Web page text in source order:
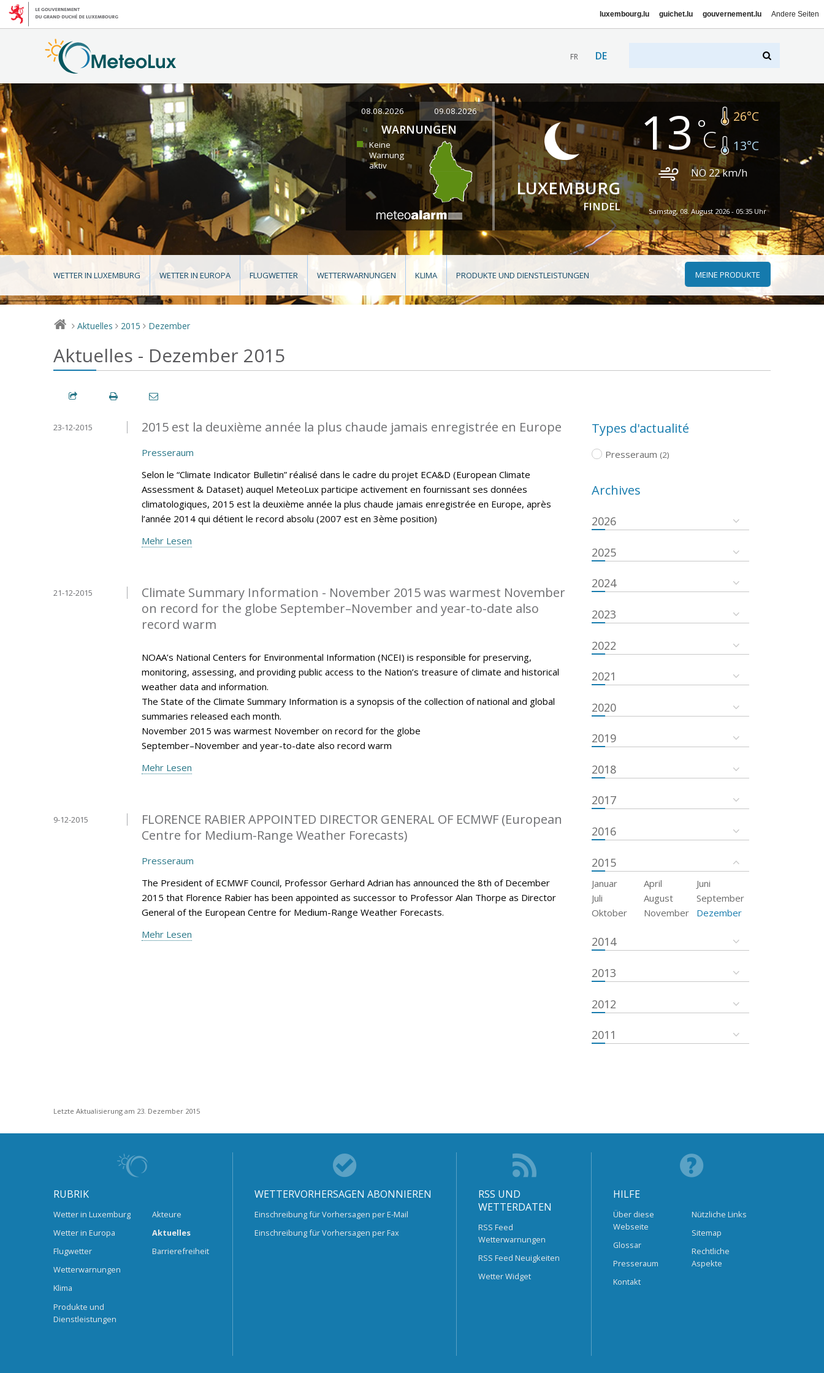
luxembourg.lu guichet.lu gouvernement.lu Andere Seiten
FR DE
08.08.2026 09.08.2026
WARNUNGEN
Keine
Warnung
aktiv
LUXEMBURG
FINDEL
13 26°C
13°C
NO 22km/h
Samstag, 08. August 2026 - 05:35 Uhr
WETTER IN LUXEMBURG WETTER IN EUROPA FLUGWETTER WETTERWARNUNGEN KLIMA PRODUKTE UND DIENSTLEISTUNGEN MEINE PRODUKTE
> Aktuelles > 2015 > Dezember
Aktuelles - Dezember 2015
2015 est la deuxième année la plus chaude jamais enregistrée en Europe
23-12-2015
Presseraum
Selon le “Climate Indicator Bulletin” réalisé dans le cadre du projet ECA&D (European Climate
Assessment & Dataset) auquel MeteoLux participe activement en fournissant ses données
climatologiques, 2015 est la deuxième année la plus chaude jamais enregistrée en Europe, après
l’année 2014 qui détient le record absolu (2007 est en 3ème position)
Mehr Lesen
Climate Summary Information - November 2015 was warmest November
on record for the globe September–November and year-to-date also
record warm
21-12-2015
NOAA’s National Centers for Environmental Information (NCEI) is responsible for preserving,
monitoring, assessing, and providing public access to the Nation’s treasure of climate and historical
weather data and information.
The State of the Climate Summary Information is a synopsis of the collection of national and global
summaries released each month.
November 2015 was warmest November on record for the globe
September–November and year-to-date also record warm
Mehr Lesen
FLORENCE RABIER APPOINTED DIRECTOR GENERAL OF ECMWF (European
Centre for Medium-Range Weather Forecasts)
9-12-2015
Presseraum
The President of ECMWF Council, Professor Gerhard Adrian has announced the 8th of December
2015 that Florence Rabier has been appointed as successor to Professor Alan Thorpe as Director
General of the European Centre for Medium-Range Weather Forecasts.
Mehr Lesen
Types d'actualité
Presseraum (2)
Archives
2026
2025
2024
2023
2022
2021
2020
2019
2018
2017
2016
2015
Januar April
Juni
Juli
August
September
Oktober
November Dezember
2014
2013
2012
2011
Letzte Aktualisierung am 23. Dezember 2015
RUBRIK
Wetter in Luxemburg
Wetter in Europa
Flugwetter
Wetterwarnungen
Klima
Produkte und
Dienstleistungen
Akteure
Aktuelles
Barrierefreiheit
WETTERVORHERSAGEN ABONNIEREN
Einschreibung für Vorhersagen per E-Mail
Einschreibung für Vorhersagen per Fax
RSS UND
WETTERDATEN
RSS Feed
Wetterwarnungen
RSS Feed Neuigkeiten
Wetter Widget
HILFE
Über diese
Webseite
Glossar
Presseraum
Kontakt
Nützliche Links
Sitemap
Rechtliche
Aspekte